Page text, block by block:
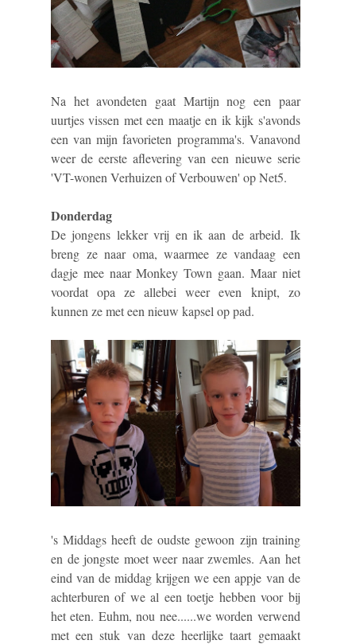
Na het avondeten gaat Martijn nog een paar
uurtjes vissen met een maatje en ik kijk s'avonds
een van mijn favorieten programma's. Vanavond
weer de eerste aflevering van een nieuwe serie
'VT-wonen Verhuizen of Verbouwen' op Net5.
Donderdag
De jongens lekker vrij en ik aan de arbeid. Ik
breng ze naar oma, waarmee ze vandaag een
dagje mee naar Monkey Town gaan. Maar niet
voordat opa ze allebei weer even knipt, zo
kunnen ze met een nieuw kapsel op pad.
's Middags heeft de oudste gewoon zijn training
en de jongste moet weer naar zwemles. Aan het
eind van de middag krijgen we een appje van de
achterburen of we al een toetje hebben voor bij
het eten. Euhm, nou nee......we worden verwend
met een stuk van deze heerlijke taart gemaakt